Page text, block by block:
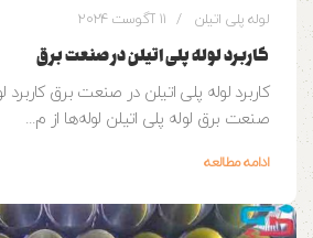
لوله پلی اتیلن 11 آگوست 2024
کاربرد لوله پلی اتیلن در صنعت برق
کاربرد لوله پلی اتیلن در صنعت برق کاربرد
صنعت برق لوله پلی اتیلن لوله‌ها از م...
ادامه مطالعه